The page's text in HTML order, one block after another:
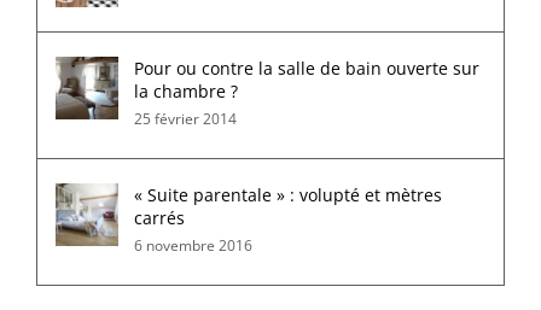
Pour ou contre la salle de bain ouverte sur
la chambre ?
25 février 2014
« Suite parentale » : volupté et mètres
carrés
6 novembre 2016